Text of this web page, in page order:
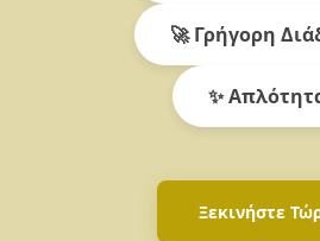
🚀 Γρήγορη
✨
Ξεκινήστε